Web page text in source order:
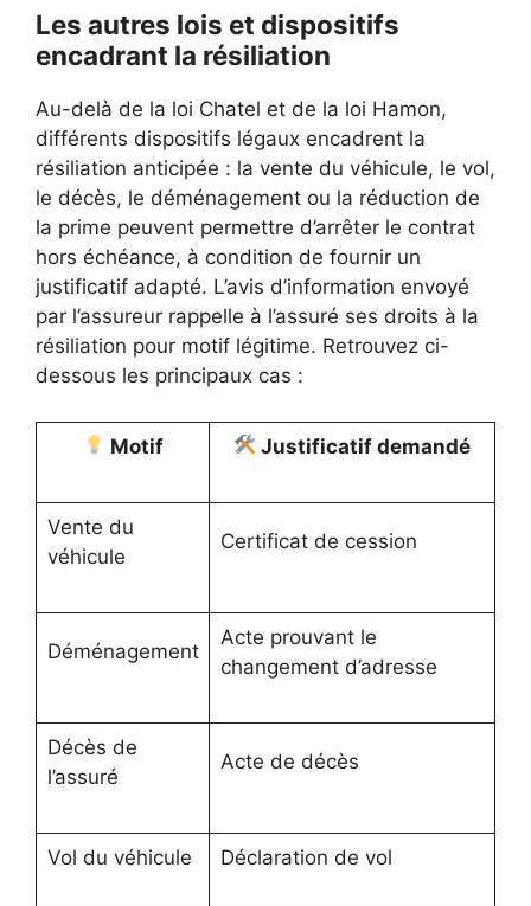
Les autres lois et dispositifs
encadrant la résiliation
Au-delà de la loi Chatel et de la loi Hamon,
différents dispositifs légaux encadrent la
résiliation anticipée : la vente du véhicule, le vol,
le décès, le déménagement ou la réduction de
la prime peuvent permettre d’arrêter le contrat
hors échéance, à condition de fournir un
justificatif adapté. L’avis d’information envoyé
par l’assureur rappelle à l’assuré ses droits à la
résiliation pour motif légitime. Retrouvez ci-
dessous les principaux cas :
Motif Justificatif demandé
Vente du
véhicule
Certificat de cession
Déménagement
Acte prouvant le
changement d’adresse
Décès de
l’assuré
Acte de décès
Vol du véhicule Déclaration de vol